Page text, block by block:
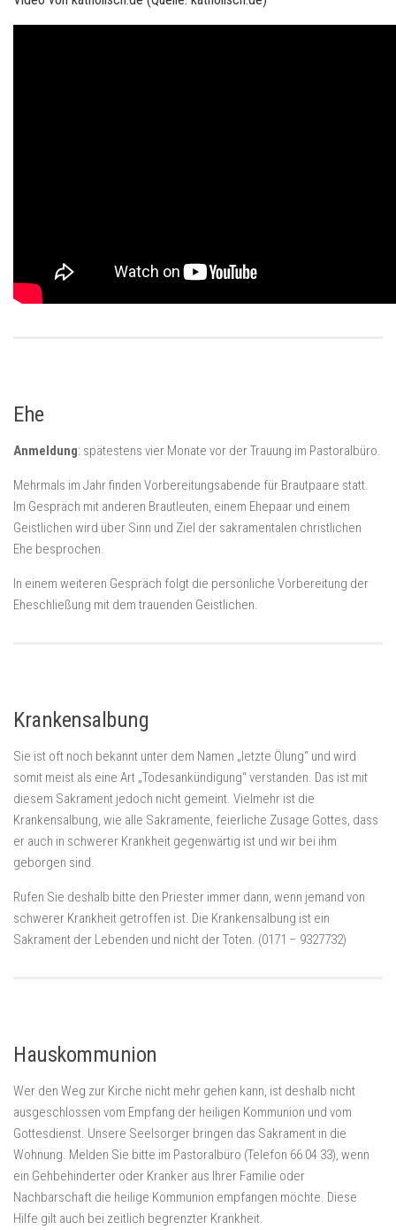
Ehe
Anmeldung: spätestens vier Monate vor der Trauung im Pastoralbüro.
Mehrmals im Jahr finden Vorbereitungsabende für Brautpaare statt.
Im Gespräch mit anderen Brautleuten, einem Ehepaar und einem
Geistlichen wird über Sinn und Ziel der sakramentalen christlichen
Ehe besprochen.
In einem weiteren Gespräch folgt die persönliche Vorbereitung der
Eheschließung mit dem trauenden Geistlichen.
Krankensalbung
Sie ist oft noch bekannt unter dem Namen „letzte Ölung“ und wird
somit meist als eine Art „Todesankündigung“ verstanden. Das ist mit
diesem Sakrament jedoch nicht gemeint. Vielmehr ist die
Krankensalbung, wie alle Sakramente, feierliche Zusage Gottes, dass
er auch in schwerer Krankheit gegenwärtig ist und wir bei ihm
geborgen sind.
Rufen Sie deshalb bitte den Priester immer dann, wenn jemand von
schwerer Krankheit getroffen ist. Die Krankensalbung ist ein
Sakrament der Lebenden und nicht der Toten. (0171 – 9327732)
Hauskommunion
Wer den Weg zur Kirche nicht mehr gehen kann, ist deshalb nicht
ausgeschlossen vom Empfang der heiligen Kommunion und vom
Gottesdienst. Unsere Seelsorger bringen das Sakrament in die
Wohnung. Melden Sie bitte im Pastoralbüro (Telefon 66 04 33), wenn
ein Gehbehinderter oder Kranker aus Ihrer Familie oder
Nachbarschaft die heilige Kommunion empfangen möchte. Diese
Hilfe gilt auch bei zeitlich begrenzter Krankheit.